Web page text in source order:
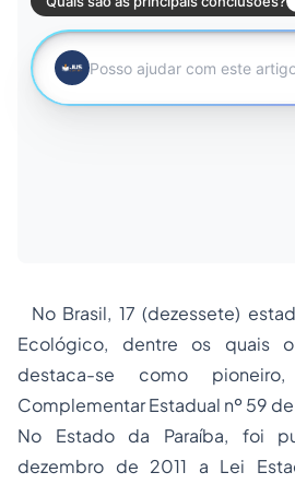
No Brasil, 17 (dezessete)
Ecológico, dentre os quais
destaca-se como
Complementar Estadual nº 59 de
No Estado da Paraíba, foi
dezembro de 2011 a Lei